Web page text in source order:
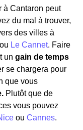
à Cantaron peut
du mal à trouver,
des villes à
ou Le Cannet. Faire
un gain de temps
se chargera pour
que vous
Plutôt que de
vous pouvez
ou Cannes.